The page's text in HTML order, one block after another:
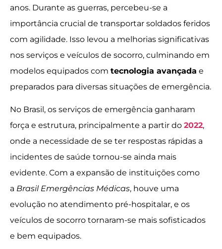
anos. Durante as guerras, percebeu-se a
importância crucial de transportar soldados feridos
com agilidade. Isso levou a melhorias significativas
nos serviços e veículos de socorro, culminando em
modelos equipados com tecnologia avançada e
preparados para diversas situações de emergência.
No Brasil, os serviços de emergência ganharam
força e estrutura, principalmente a partir do 2022,
onde a necessidade de se ter respostas rápidas a
incidentes de saúde tornou-se ainda mais
evidente. Com a expansão de instituições como
a Brasil Emergências Médicas, houve uma
evolução no atendimento pré-hospitalar, e os
veículos de socorro tornaram-se mais sofisticados
e bem equipados.